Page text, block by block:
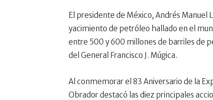
El presidente de México, Andrés Manuel
yacimiento de petróleo hallado en el
entre 500 y 600 millones de barriles de
del General Francisco J. Múgica.
Al conmemorar el 83 Aniversario de la
Obrador destacó las diez principales